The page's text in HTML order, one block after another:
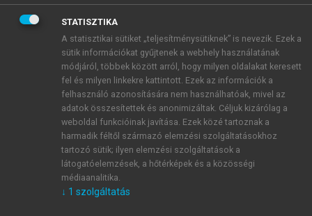
BELÉPÉS SAJÁT FIÓKKAL
ÚJ FIÓK LÉTREHOZÁSA
1 óra díjmentes hozzáférés
E-MAIL-CÍM
STATISZTIKA
A statisztikai sütiket „teljesítménysütiknek” is nevezik. Ezek a
sütik információkat gyűjtenek a webhely használatának
módjáról, többek között arról, hogy milyen oldalakat keresett
fel és milyen linkekre kattintott. Ezek az információk a
felhasználó azonosítására nem használhatóak, mivel az
adatok összesítettek és anonimizáltak. Céljuk kizárólag a
weboldal funkcióinak javítása. Ezek közé tartoznak a
harmadik féltől származó elemzési szolgáltatásokhoz
tartozó sütik; ilyen elemzési szolgáltatások a
látogatóelemzések, a hőtérképek és a közösségi
médiaanalitika.
↓ 1 szolgáltatás